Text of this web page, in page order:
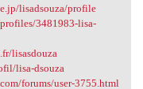
lisadsouza/profile
3481983-lisa-
lisasdouza
lisa-dsouza
forums/user-3755.html